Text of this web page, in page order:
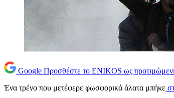
Google Προσθέστε το ENIKOS ως
Ένα τρένο που μετέφερε φωσφορικά άλατα μπήκε